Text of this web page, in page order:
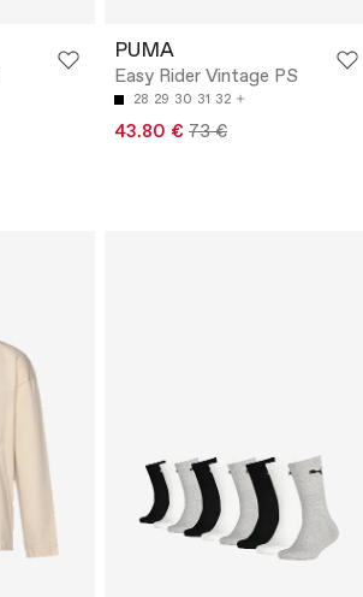
PUMA
Easy Rider Vintage PS
28 29 30 31 32
43.80 € 73 €